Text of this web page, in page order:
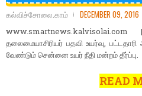
கல்விச்சோலை.காம் DECEMBER 09, 2016
தலைமையாசிரியர் பதவி உயர்வு,
வேண்டும் சென்னை உயர் நீதி மன்றம் தீர்ப்பு.
READ